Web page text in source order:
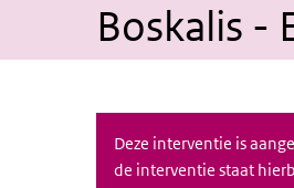
Boskalis -
Deze interventie is
de interventie staat